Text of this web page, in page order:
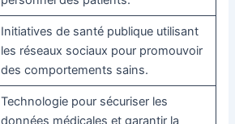
Initiatives de santé publique utilisant
les réseaux sociaux pour promouvoir
des comportements sains.
Technologie pour sécuriser les
données médicales et garantir la